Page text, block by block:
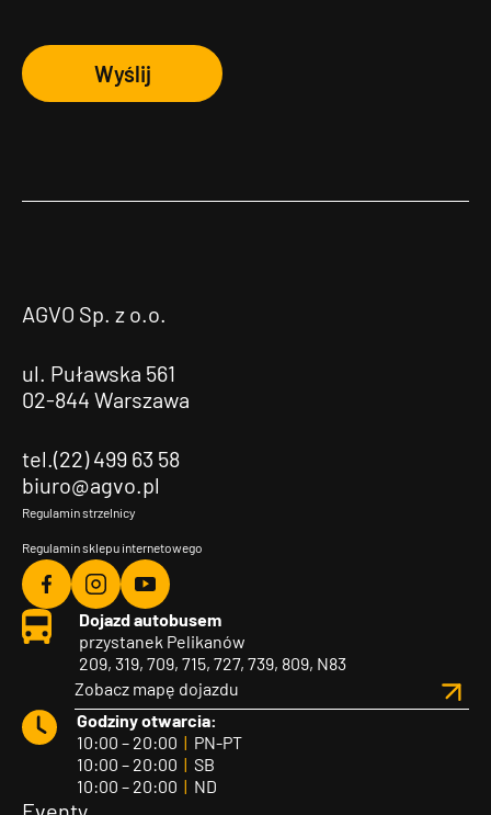
Wyślij
AGVO Sp. z o.o.
ul. Puławska 561
02-844 Warszawa
tel.(22) 499 63 58
biuro@agvo.pl
Regulamin strzelnicy
Regulamin sklepu internetowego
Agvo
Facebook
Agvo
Instagram
Agvo
YouTube
Dojazd autobusem
przystanek Pelikanów
209, 319, 709, 715, 727, 739, 809, N83
Zobacz mapę dojazdu
Godziny otwarcia:
10:00 – 20:00 | PN-PT
10:00 – 20:00 | SB
10:00 – 20:00 | ND